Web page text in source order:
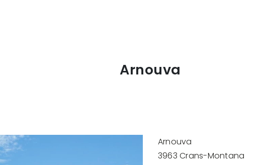
Arnouva
Arnouva
3963 Crans-Montana